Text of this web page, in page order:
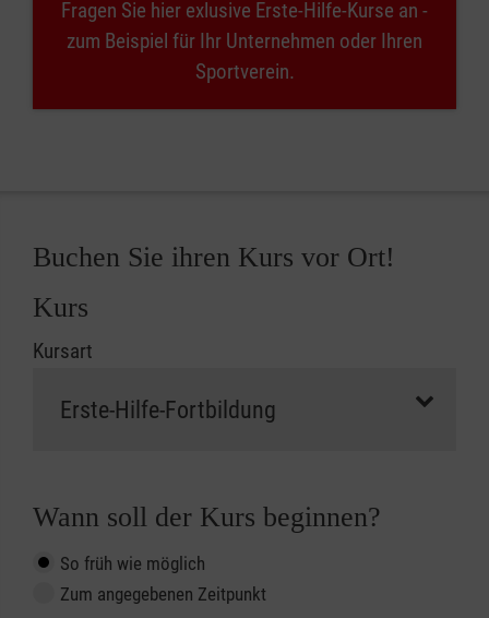
Fragen Sie hier exlusive Erste-Hilfe-Kurse an -
zum Beispiel für Ihr Unternehmen oder Ihren
Sportverein.
Buchen Sie ihren Kurs vor Ort!
Kurs
Kursart
Wann soll der Kurs beginnen?
So früh wie möglich
Zum angegebenen Zeitpunkt